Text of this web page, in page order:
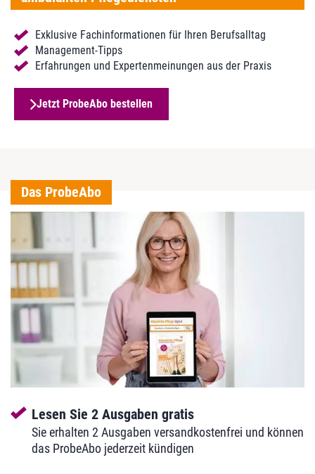
Exklusive Fachinformationen für Ihren Berufsalltag
Management-Tipps
Erfahrungen und Expertenmeinungen aus der Praxis
Jetzt ProbeAbo bestellen
Das ProbeAbo
Lesen Sie 2 Ausgaben gratis
Sie erhalten 2 Ausgaben versandkostenfrei und können
das ProbeAbo jederzeit kündigen